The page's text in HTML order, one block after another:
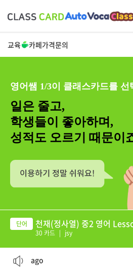
교육 카페가격문의
영어쌤 1/3이 클래스카드를 선
일은 줄고,
학생들이 좋아하며,
성적도 오르기 때문이
천재(정사열) 중2 영어
r Heart
30 카드 | jsy
ago